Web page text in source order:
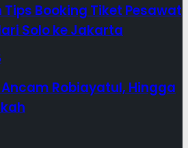
Booking Tiket Pesawat
Solo ke Jakarta
Robiayatul, Hingga